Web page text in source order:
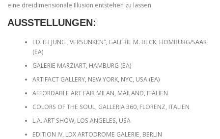
eine dreidimensionale Illusion entstehen zu lassen.
AUSSTELLUNGEN:
EDITH JUNG „VERSUNKEN“, GALERIE M. BECK, HOMBURG/SAAR
(EA)
GALERIE MARZIART, HAMBURG (EA)
ARTIFACT GALLERY, NEW YORK, NYC, USA (EA)
AFFORDABLE ART FAIR MILAN, MAILAND, ITALIEN
COLORS OF THE SOUL, GALLERIA 360, FLORENZ, ITALIEN
L.A. ART SHOW, LOS ANGELES, USA
EDITION IV, LDX ARTODROME GALERIE, BERLIN